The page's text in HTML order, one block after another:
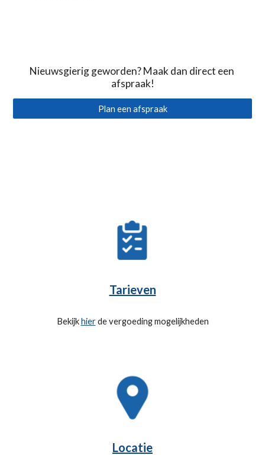
Nieuwsgierig geworden? Maak dan direct een
afspraak!
Plan een afspraak
Tarieven
Bekijk hier de vergoeding mogelijkheden
Locatie